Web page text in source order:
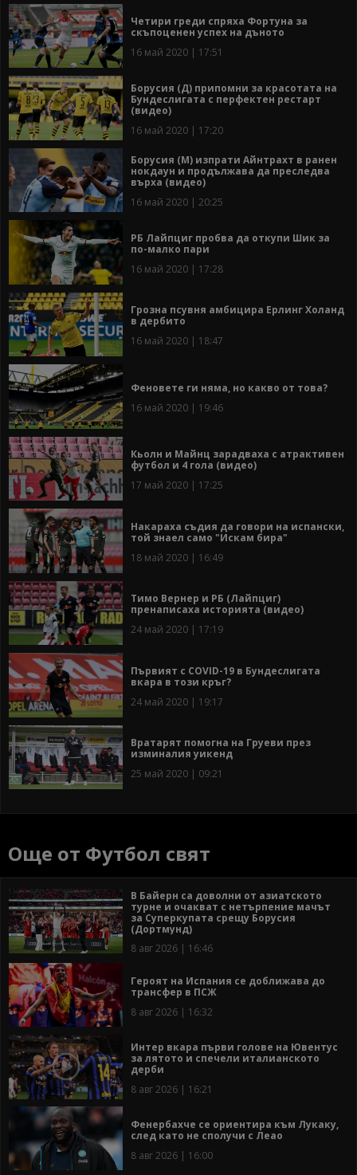
Четири греди спряха Фортуна за
скъпоценен успех на дъното
16 май 2020 | 17:51
Борусия (Д) припомни за красотата на
Бундеслигата с перфектен рестарт
(видео)
16 май 2020 | 17:20
Борусия (М) изпрати Айнтрахт в ранен
нокдаун и продължава да преследва
върха (видео)
16 май 2020 | 20:25
РБ Лайпциг пробва да откупи Шик за
по-малко пари
16 май 2020 | 17:28
Грозна псувня амбицира Ерлинг Холанд
в дербито
16 май 2020 | 18:47
Феновете ги няма, но какво от това?
16 май 2020 | 19:46
Кьолн и Майнц зарадваха с атрактивен
футбол и 4 гола (видео)
17 май 2020 | 17:25
Накараха съдия да говори на испански,
той знаел само "Искам бира"
18 май 2020 | 16:49
Тимо Вернер и РБ (Лайпциг)
пренаписаха историята (видео)
24 май 2020 | 17:19
Първият с COVID-19 в Бундеслигата
вкара в този кръг?
24 май 2020 | 19:17
Вратарят помогна на Груеви през
изминалия уикенд
25 май 2020 | 09:21
Още от Футбол свят
В Байерн са доволни от азиатското
турне и очакват с нетърпение мачът
за Суперкупата срещу Борусия
(Дортмунд)
8 авг 2026 | 16:46
Героят на Испания се доближава до
трансфер в ПСЖ
8 авг 2026 | 16:32
Интер вкара първи голове на Ювентус
за лятото и спечели италианското
дерби
8 авг 2026 | 16:21
Фенербахче се ориентира към Лукаку,
след като не сполучи с Леао
8 авг 2026 | 16:00